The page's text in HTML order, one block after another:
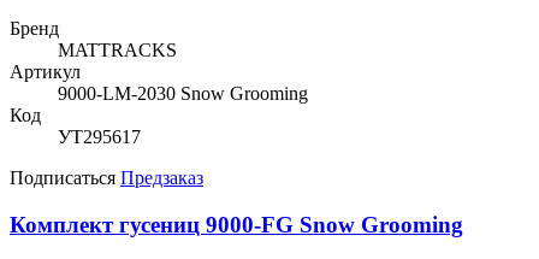
Бренд
MATTRACKS
Артикул
9000-LM-2030 Snow Grooming
Код
УТ295617
Подписаться Предзаказ
Комплект гусениц 9000-FG Snow Grooming